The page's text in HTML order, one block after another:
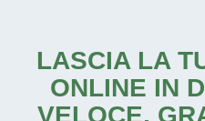
LASCIA LA
ONLINE IN
VELOCE,